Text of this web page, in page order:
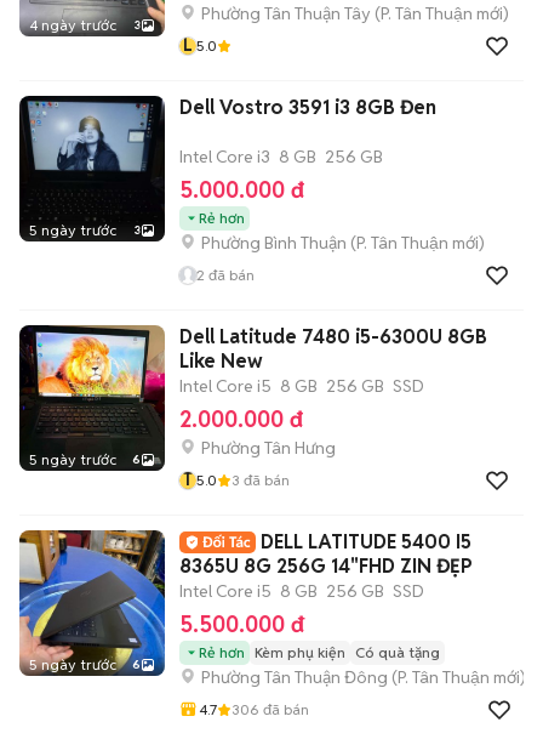
4 ngày trước 3
Phường Tân Thuận Tây (P. Tân Thuận mới)
L 5.0
5 ngày trước 3
Dell Vostro 3591 i3 8GB Đen
Intel Core i3 8 GB 256 GB
5.000.000 đ
Rẻ hơn
Phường Bình Thuận (P. Tân Thuận mới)
2 đã bán
5 ngày trước 6
Dell Latitude 7480 i5-6300U 8GB
Like New
Intel Core i5 8 GB 256 GB SSD
2.000.000 đ
Phường Tân Hưng
T 5.0 3 đã bán
5 ngày trước 6
DELL LATITUDE 5400 I5
8365U 8G 256G 14"FHD ZIN ĐẸP
Intel Core i5 8 GB 256 GB SSD
5.500.000 đ
Rẻ hơn Kèm phụ kiện Có quà tặng
Phường Tân Thuận Đông (P. Tân Thuận mới)
4.7 306 đã bán